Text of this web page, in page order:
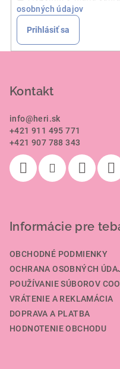
osobných údajov
Prihlásiť sa
Kontakt
info@heri.sk
+421 911 495 771
+421 907 788 343
Informácie pre
OBCHODNÉ PODMIENKY
OCHRANA OSOBNÝCH
POUŽÍVANIE SÚBOROV
VRÁTENIE A REKLAMÁCIA
DOPRAVA A PLATBA
HODNOTENIE OBCHODU